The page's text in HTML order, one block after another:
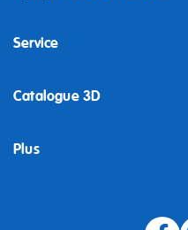
Service
Catalogue 3D
Plus